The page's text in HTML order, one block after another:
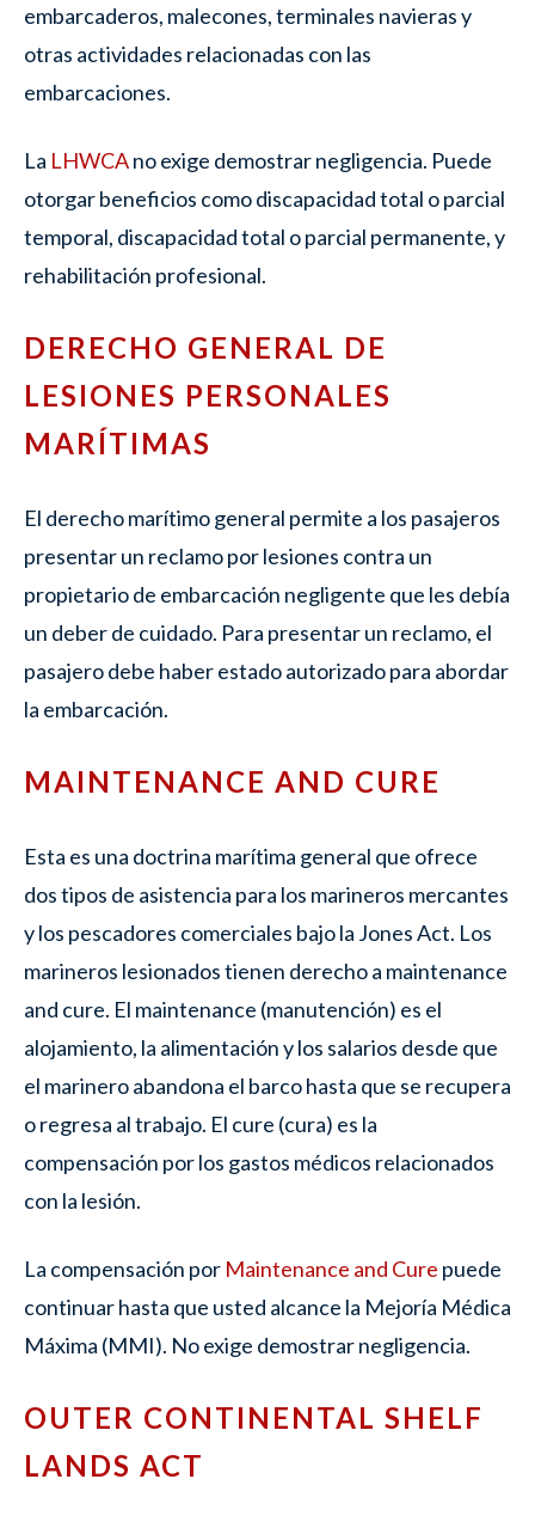
embarcaderos, malecones, terminales navieras y
otras actividades relacionadas con las
embarcaciones.
La LHWCAno exige demostrar negligencia. Puede
otorgar beneficios como discapacidad total o parcial
temporal, discapacidad total o parcial permanente, y
rehabilitación profesional.
DERECHO GENERAL DE
LESIONES PERSONALES
MARÍTIMAS
El derecho marítimo general permite a los pasajeros
presentar un reclamo por lesiones contra un
propietario de embarcación negligente que les debía
un deber de cuidado. Para presentar un reclamo, el
pasajero debe haber estado autorizado para abordar
la embarcación.
MAINTENANCE AND CURE
Esta es una doctrina marítima general que ofrece
dos tipos de asistencia para los marineros mercantes
y los pescadores comerciales bajo la Jones Act. Los
marineros lesionados tienen derecho a maintenance
and cure. El maintenance (manutención) es el
alojamiento, la alimentación y los salarios desde que
el marinero abandona el barco hasta que se recupera
o regresa al trabajo. El cure (cura) es la
compensación por los gastos médicos relacionados
con la lesión.
La compensación por Maintenance and Cure puede
continuar hasta que usted alcance la Mejoría Médica
Máxima (MMI). No exige demostrar negligencia.
OUTER CONTINENTAL SHELF
LANDS ACT